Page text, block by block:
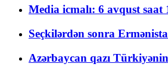
Media icmalı: 6 avqust saat
Seçkilərdən sonra
Azərbaycan qazı